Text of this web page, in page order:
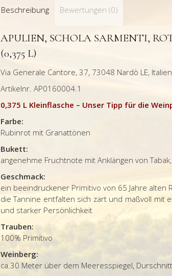
Beschreibung Bewertungen (0)
APULIEN, SCHOLA SARMENTI,
(0,375 L)
Via Generale Cantore, 37, 73048 Nardò LE, Italien
Artikelnr. AP0160004.1
0,375 L Kleinflasche – Unser Tipp für die
Farbe:
Rubinrot mit Granattönen
Bukett:
angenehme Fruchtnote mit Anklängen von
Geschmack:
ein beeindruckener Primitivo von 65 Jahre alten
die Tannine entfalten sich zart und maßvoll mit
und starker Persönlichkeit
Trauben:
100% Primitivo
Weinberg:
ca.30 Meter über dem Meeresspiegel,